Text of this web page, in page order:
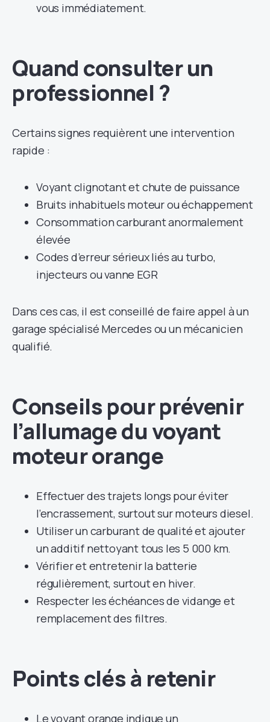
vous immédiatement.
Quand consulter un
professionnel ?
Certains signes requièrent une intervention
rapide :
Voyant clignotant et chute de puissance
Bruits inhabituels moteur ou échappement
Consommation carburant anormalement
élevée
Codes d’erreur sérieux liés au turbo,
injecteurs ou vanne EGR
Dans ces cas, il est conseillé de faire appel à un
garage spécialisé Mercedes ou un mécanicien
qualifié.
Conseils pour prévenir
l’allumage du voyant
moteur orange
Effectuer des trajets longs pour éviter
l’encrassement, surtout sur moteurs diesel.
Utiliser un carburant de qualité et ajouter
un additif nettoyant tous les 5 000 km.
Vérifier et entretenir la batterie
régulièrement, surtout en hiver.
Respecter les échéances de vidange et
remplacement des filtres.
Points clés à retenir
Le voyant orange indique un